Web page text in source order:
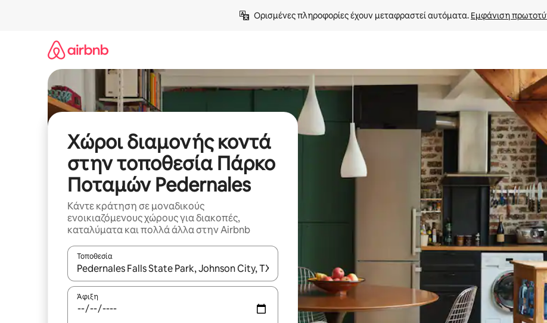
Ορισμένες πληροφορίες έχουν μεταφραστεί αυτόματα. Εμφάνιση
Χώροι διαμονής κοντά
στην τοποθεσία Πάρκο
Ποταμών Pedernales
Κάντε κράτηση σε μοναδικούς
ενοικιαζόμενους χώρους για διακοπές,
καταλύματα και πολλά άλλα στην Airbnb
Τοποθεσία
Όταν τα αποτελέσματα είναι διαθέσιμα, μπορείτε να πλοηγηθείτε στη σελίδα με τα κουμπιά πάνω και κάτω βέλους, να
Άφιξη